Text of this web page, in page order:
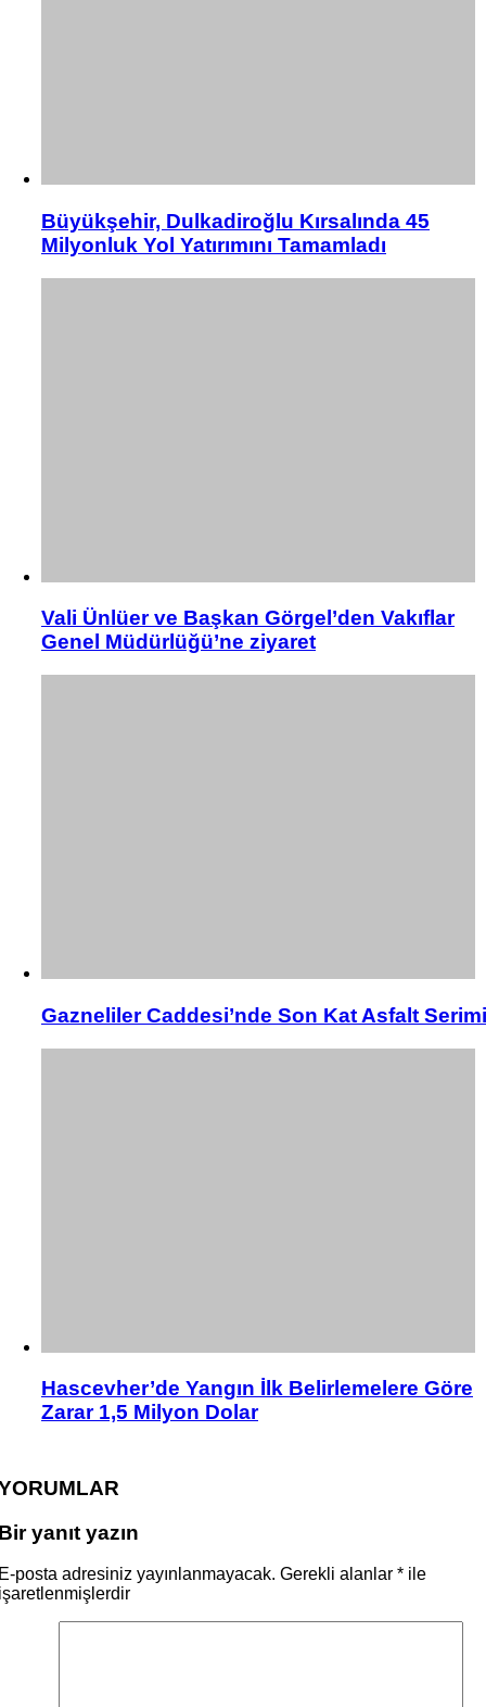
Büyükşehir, Dulkadiroğlu Kırsalında 45
Milyonluk Yol Yatırımını Tamamladı
Vali Ünlüer ve Başkan Görgel’den Vakıflar
Genel Müdürlüğü’ne ziyaret
Gazneliler Caddesi’nde Son Kat Asfalt Serimi
Hascevher’de Yangın İlk Belirlemelere Göre
Zarar 1,5 Milyon Dolar
yanıt yazın
posta adresiniz yayınlanmayacak. Gerekli alanlar * ile